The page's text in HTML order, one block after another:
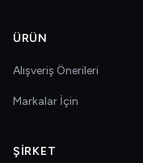
ÜRÜN
Alışveriş Önerileri
Markalar İçin
ŞIRKET